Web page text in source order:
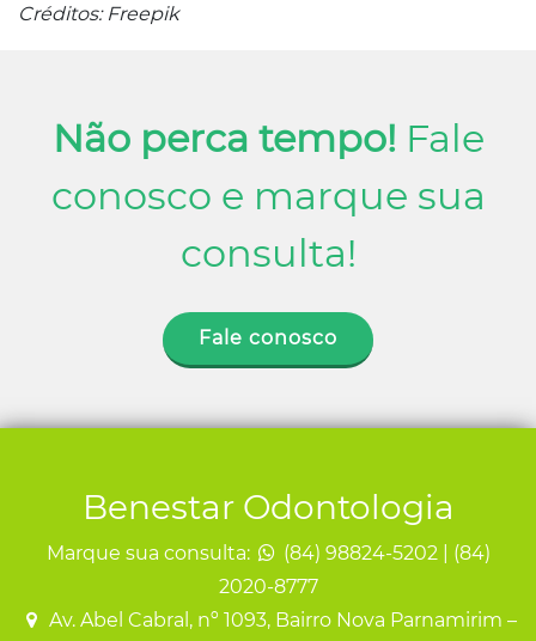
Créditos: Freepik
Não perca tempo! Fale
conosco e marque sua
consulta!
Fale conosco
Benestar Odontologia
Marque sua consulta:
(84) 98824-5202 | (84)
2020-8777
Av. Abel Cabral, nº 1093, Bairro Nova Parnamirim –